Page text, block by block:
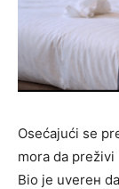
Osećajući se
mora da
Bio je uverен